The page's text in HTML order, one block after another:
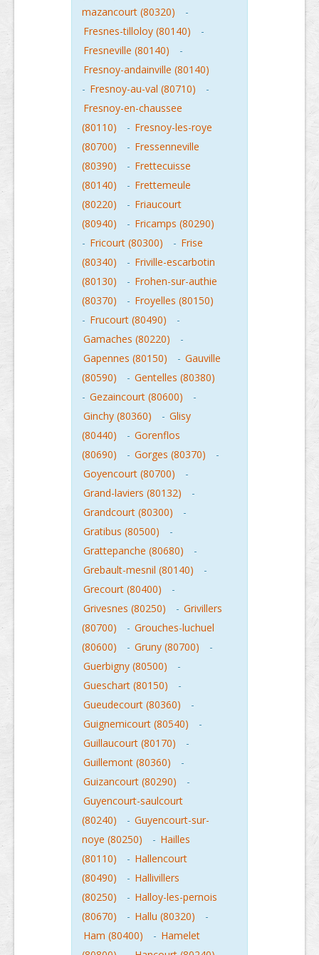
mazancourt (80320)
-
Fresnes-tilloloy (80140)
-
Fresneville (80140)
-
Fresnoy-andainville (80140)
- Fresnoy-au-val (80710)
-
Fresnoy-en-chaussee
(80110)
- Fresnoy-les-roye
(80700)
- Fressenneville
(80390)
- Frettecuisse
(80140)
- Frettemeule
(80220)
- Friaucourt
(80940)
- Fricamps (80290)
- Fricourt (80300) - Frise
(80340)
- Friville-escarbotin
(80130)
- Frohen-sur-authie
(80370)
- Froyelles (80150)
- Frucourt (80490)
-
Gamaches (80220)
-
Gapennes (80150)
- Gauville
(80590)
- Gentelles (80380)
- Gezaincourt (80600)
-
Ginchy (80360)
- Glisy
(80440)
- Gorenflos
(80690)
- Gorges (80370)
-
Goyencourt (80700)
-
Grand-laviers (80132)
-
Grandcourt (80300)
-
Gratibus (80500)
-
Grattepanche (80680)
-
Grebault-mesnil (80140)
-
Grecourt (80400)
-
Grivesnes (80250)
- Grivillers
(80700)
- Grouches-luchuel
(80600)
- Gruny (80700)
-
Guerbigny (80500)
-
Gueschart (80150)
-
Gueudecourt (80360)
-
Guignemicourt (80540)
-
Guillaucourt (80170)
-
Guillemont (80360)
-
Guizancourt (80290)
-
Guyencourt-saulcourt
(80240)
- Guyencourt-sur-
noye (80250)
- Hailles
(80110)
- Hallencourt
(80490)
- Hallivillers
(80250)
- Halloy-les-pernois
(80670)
- Hallu (80320)
-
Ham (80400)
- Hamelet